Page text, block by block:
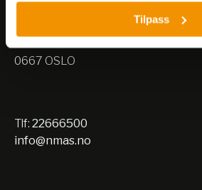
Tilpass
0667 OSLO
Tlf: 22666500
info@nmas.no